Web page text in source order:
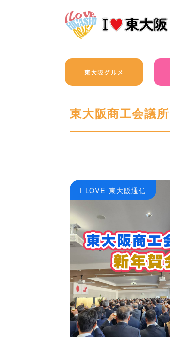
東大阪グルメ
東大阪商工会議所
I LOVE 東大阪通信